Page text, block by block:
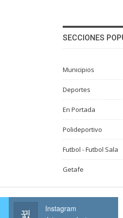
SECCIONES
Municipios
Deportes
En Portada
Polideportivo
Futbol - Futbol Sala
Getafe
Instagram